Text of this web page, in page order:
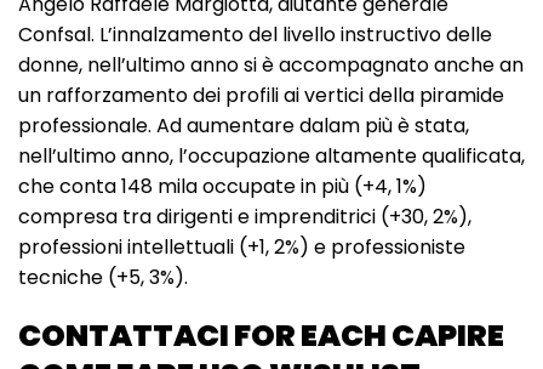
Confsal. L’innalzamento del livello instructivo delle
donne, nell’ultimo anno si è accompagnato anche an
un rafforzamento dei profili ai vertici della piramide
professionale. Ad aumentare dalam più è stata,
nell’ultimo anno, l’occupazione altamente qualificata,
che conta 148 mila occupate in più (+4, 1%)
compresa tra dirigenti e imprenditrici (+30, 2%),
professioni intellettuali (+1, 2%) e professioniste
tecniche (+5, 3%).
CONTATTACI FOR EACH CAPIRE